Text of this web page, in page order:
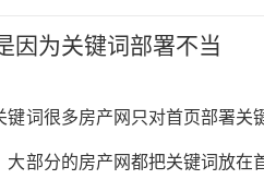
快速收录工具可以向百度搜索
因为关键词部署不当
词很多房产网只对首页部署关
部分的房产网都把关键词放在